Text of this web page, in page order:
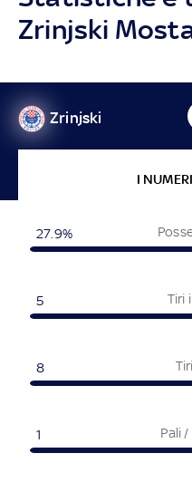
Zrinjski
Zrinjski
I
27.9%
Tiri
5
8
Pali
1